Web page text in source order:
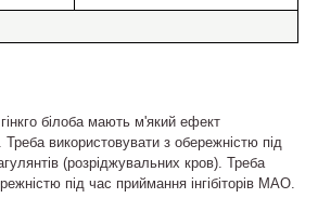
білоба мають м'який ефект
використовувати з обережністю під
(розріджувальних кров). Треба
під час приймання інгібіторів МАО.